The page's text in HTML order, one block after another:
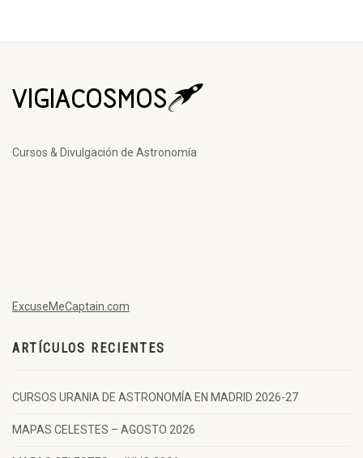
Cursos & Divulgación de Astronomía
ExcuseMeCaptain.com
ARTÍCULOS RECIENTES
CURSOS URANIA DE ASTRONOMÍA EN MADRID 2026-27
MAPAS CELESTES – AGOSTO 2026